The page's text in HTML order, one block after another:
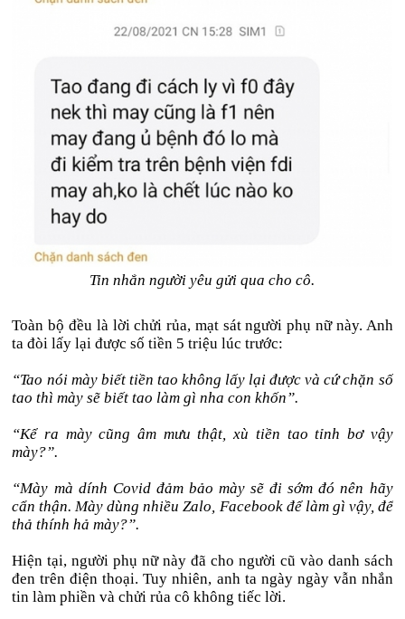
Tin nhắn người yêu gửi qua cho cô.
Toàn bộ đều là lời chửi rủa, mạt sát người phụ nữ này. Anh
ta đòi lấy lại được số tiền 5 triệu lúc trước:
“Tao nói mày biết tiền tao không lấy lại được và cứ chặn số
tao thì mày sẽ biết tao làm gì nha con khốn”.
“Kể ra mày cũng âm mưu thật, xù tiền tao tỉnh bơ vậy
mày?”.
“Mày mà dính Covid đảm bảo mày sẽ đi sớm đó nên hãy
cẩn thận. Mày dùng nhiều Zalo, Facebook để làm gì vậy, để
thả thính hả mày?”.
Hiện tại, người phụ nữ này đã cho người cũ vào danh sách
đen trên điện thoại. Tuy nhiên, anh ta ngày ngày vẫn nhắn
tin làm phiền và chửi rủa cô không tiếc lời.